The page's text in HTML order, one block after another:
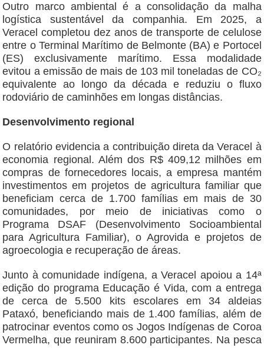
Outro marco ambiental é a consolidação da malha
logística sustentável da companhia. Em 2025, a
Veracel completou dez anos de transporte de celulose
entre o Terminal Marítimo de Belmonte (BA) e Portocel
(ES) exclusivamente marítimo. Essa modalidade
evitou a emissão de mais de 103 mil toneladas de CO₂
equivalente ao longo da década e reduziu o fluxo
rodoviário de caminhões em longas distâncias.
Desenvolvimento regional
O relatório evidencia a contribuição direta da Veracel à
economia regional. Além dos R$ 409,12 milhões em
compras de fornecedores locais, a empresa mantém
investimentos em projetos de agricultura familiar que
beneficiam cerca de 1.700 famílias em mais de 30
comunidades, por meio de iniciativas como o
Programa DSAF (Desenvolvimento Socioambiental
para Agricultura Familiar), o Agrovida e projetos de
agroecologia e recuperação de áreas.
Junto à comunidade indígena, a Veracel apoiou a 14ª
edição do programa Educação é Vida, com a entrega
de cerca de 5.500 kits escolares em 34 aldeias
Pataxó, beneficiando mais de 1.400 famílias, além de
patrocinar eventos como os Jogos Indígenas de Coroa
Vermelha, que reuniram 8.600 participantes. Na pesca